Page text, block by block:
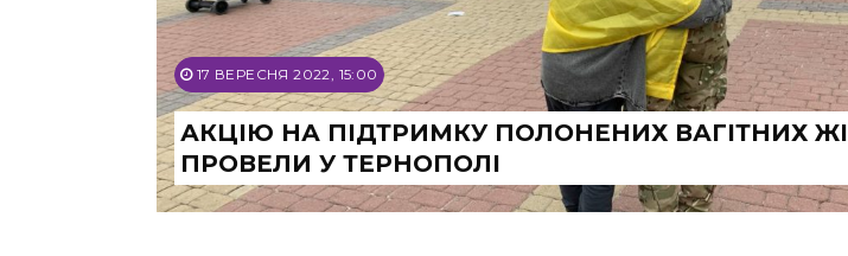
17 ВЕРЕСНЯ 2022, 15:00
АКЦІЮ НА ПІДТРИМКУ ПОЛОНЕНИХ ВАГІТНИХ
ПРОВЕЛИ У ТЕРНОПОЛІ